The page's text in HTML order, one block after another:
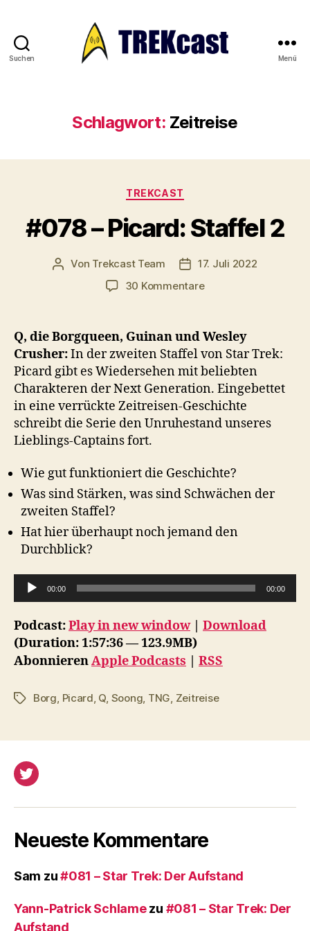
Suchen Menü
Schlagwort: Zeitreise
Kategorien
TREKCAST
#078 – Picard: Staffel 2
Beitragsautor
Von Trekcast Team Veröffentlichungsdatum
17. Juli 2022
30 Kommentarezu
Picard:
2
Q, die Borgqueen, Guinan und Wesley
Crusher:In der zweiten Staffel von Star Trek:
Picard gibt es Wiedersehen mit beliebten
Charakteren der Next Generation. Eingebettet
in eine verrückte Zeitreisen-Geschichte
schreibt die Serie den Unruhestand unseres
Lieblings-Captains fort.
Wie gut funktioniert die Geschichte?
Was sind Stärken, was sind Schwächen der
zweiten Staffel?
Hat hier überhaupt noch jemand den
Durchblick?
u
d
i
o
P
e
r
00:00 00:00
Podcast:Play in new window| Download
(Duration: 1:57:36 — 123.9MB)
AbonnierenApple Podcasts RSS
Schlagwörter
Borg, Picard, Q, Soong, TNG, Zeitreise
Twitter
Neueste Kommentare
Sam zu#081 – Star Trek: Der Aufstand
Yann-Patrick Schlamezu #081 – Star Trek: Der
Aufstand